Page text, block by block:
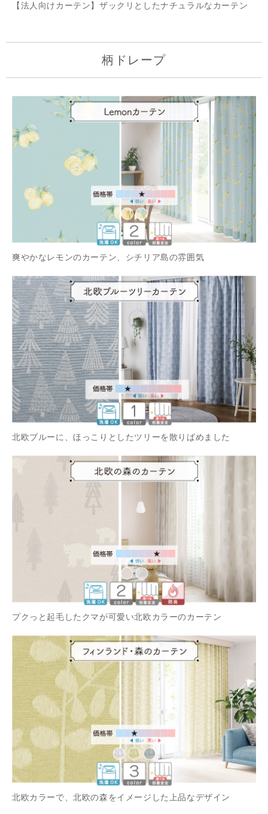
【法人向けカーテン】ザックリとしたナチュラルなカーテン
柄ドレープ
爽やかなレモンのカーテン、シチリア島の雰囲気
北欧ブルーに、ほっこりとしたツリーを散りばめました
プクっと起毛したクマが可愛い北欧カラーのカーテン
北欧カラーで、北欧の森をイメージした上品なデザイン